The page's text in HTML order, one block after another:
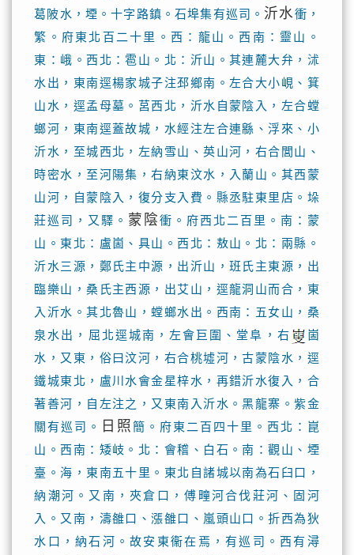
葛陂水，堙。十字路鎮。石埠集有巡司。 沂水衝，
繁。府東北百二十里。西：龍山。西南：靈山。
東：峨。西北：雹山。北：沂山。其連麓大弁，沭
水出，東南逕楊家城子注邳鄉南。左合大小峴、箕
山水，逕孟母墓。莒西北，沂水自蒙陰入，左合螳
螂河，東南逕蓋故城，水經注左合連緜、浮來、小
沂水，至城西北，左納雪山、英山河，右合閭山、
時密水，至河陽集，右納東汶水，入蘭山。其西蒙
山河，自蒙陰入，復分支入費。縣丞駐東里店。垛
莊巡司，又驛。 蒙陰衝。府西北二百里。南：蒙
山。東北：盧崮、具山。西北：敖山。北：兩縣。
沂水三源，鄭氏主中源，出沂山，班氏主東源，出
臨樂山，桑氏主西源，出艾山，逕龍洞山而合，東
入沂水。其北魯山，螳螂水出。西南：五女山，桑
泉水出，屈北逕城南，左會巨圍、堂阜，右
崮
水，又東，俗曰汶河，右合桃墟河，古蒙陰水，逕
鐵城東北，盧川水會金星梓水，再錯沂水復入，合
著善河，自左注之，又東南入沂水。黑龍寨。紫金
關有巡司。
日照簡。府東二百四十里。西北：崑
山。西南：矮岐。北：會稽、白石。南：觀山、堙
臺。海，東南五十里。東北自諸城以南為石臼口，
納潮河。又南，夾倉口，傅疃河合伐莊河、固河
入。又南，濤雒口、漲雒口、嵐頭山口。折西為狄
水口，納石河。故安東衞在焉，有巡司。西有潯